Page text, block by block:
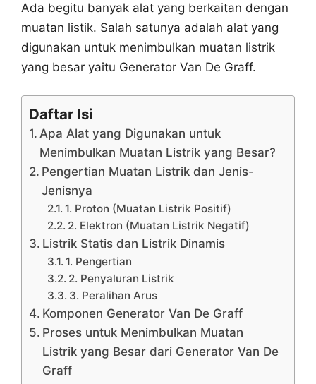
Ada begitu banyak alat yang berkaitan dengan
muatan listik. Salah satunya adalah alat yang
digunakan untuk menimbulkan muatan listrik
yang besar yaitu Generator Van De Graff.
Daftar Isi
Apa Alat yang Digunakan untuk
Menimbulkan Muatan Listrik yang Besar?
Pengertian Muatan Listrik dan Jenis-
Jenisnya
1. Proton (Muatan Listrik Positif)
2. Elektron (Muatan Listrik Negatif)
Listrik Statis dan Listrik Dinamis
1. Pengertian
2. Penyaluran Listrik
3. Peralihan Arus
Komponen Generator Van De Graff
Proses untuk Menimbulkan Muatan
Listrik yang Besar dari Generator Van De
Graff